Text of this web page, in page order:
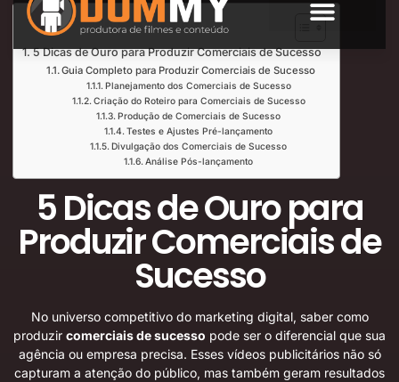
Índice de Leitura
5 Dicas de Ouro para Produzir Comerciais de Sucesso
Guia Completo para Produzir Comerciais de Sucesso
Planejamento dos Comerciais de Sucesso
Criação do Roteiro para Comerciais de Sucesso
Produção de Comerciais de Sucesso
Testes e Ajustes Pré-lançamento
Divulgação dos Comerciais de Sucesso
Análise Pós-lançamento
5 Dicas de Ouro para
Produzir Comerciais de
Sucesso
No universo competitivo do marketing digital, saber como
produzir comerciais de sucesso pode ser o diferencial que sua
agência ou empresa precisa. Esses vídeos publicitários não só
capturam a atenção do público, mas também geram resultados